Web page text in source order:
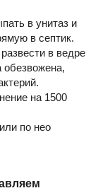
в унитаз и
в септик.
в ведре
на 1500
по нео